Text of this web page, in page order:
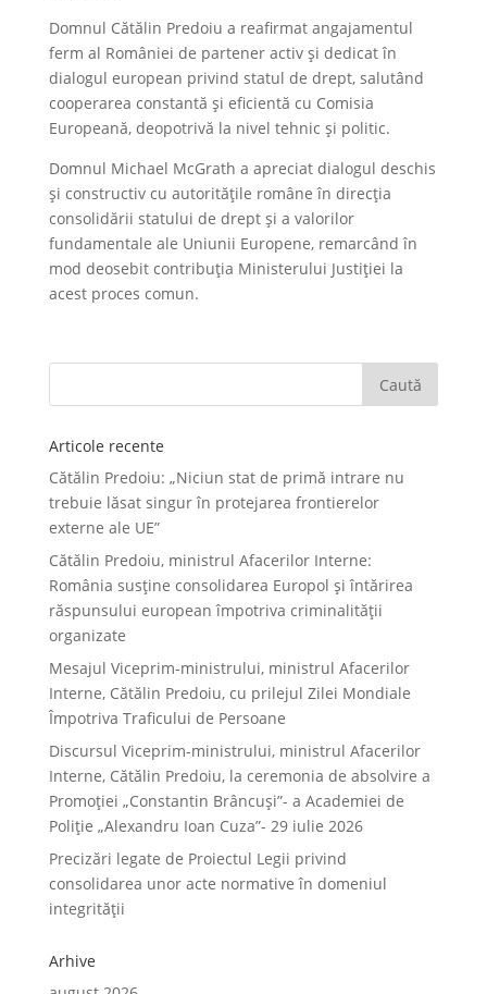
Domnul Cătălin Predoiu a reafirmat angajamentul
ferm al României de partener activ și dedicat în
dialogul european privind statul de drept, salutând
cooperarea constantă și eficientă cu Comisia
Europeană, deopotrivă la nivel tehnic și politic.
Domnul Michael McGrath a apreciat dialogul deschis
și constructiv cu autoritățile române în direcția
consolidării statului de drept și a valorilor
fundamentale ale Uniunii Europene, remarcând în
mod deosebit contribuția Ministerului Justiției la
acest proces comun.
Articole recente
Cătălin Predoiu: „Niciun stat de primă intrare nu
trebuie lăsat singur în protejarea frontierelor
externe ale UE”
Cătălin Predoiu, ministrul Afacerilor Interne:
România susține consolidarea Europol și întărirea
răspunsului european împotriva criminalității
organizate
Mesajul Viceprim-ministrului, ministrul Afacerilor
Interne, Cătălin Predoiu, cu prilejul Zilei Mondiale
Împotriva Traficului de Persoane
Discursul Viceprim-ministrului, ministrul Afacerilor
Interne, Cătălin Predoiu, la ceremonia de absolvire a
Promoției „Constantin Brâncuși”- a Academiei de
Poliție „Alexandru Ioan Cuza”- 29 iulie 2026
Precizări legate de Proiectul Legii privind
consolidarea unor acte normative în domeniul
integrității
Arhive